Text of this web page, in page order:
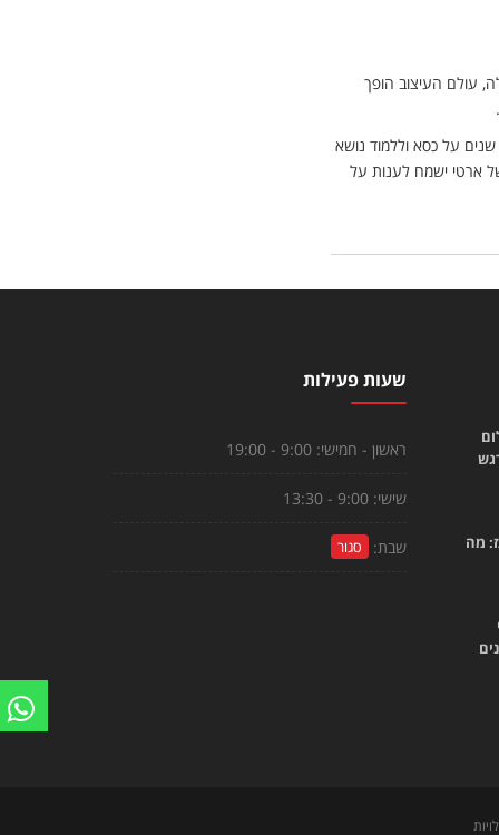
עולם העיצוב הופך
על כסא וללמוד נושא
ארטי ישמח לענות על
מה
שעות פעילות
ראשון - חמישי:9:00 - 19:00
שישי:9:00 - 13:30
שבת: סגור